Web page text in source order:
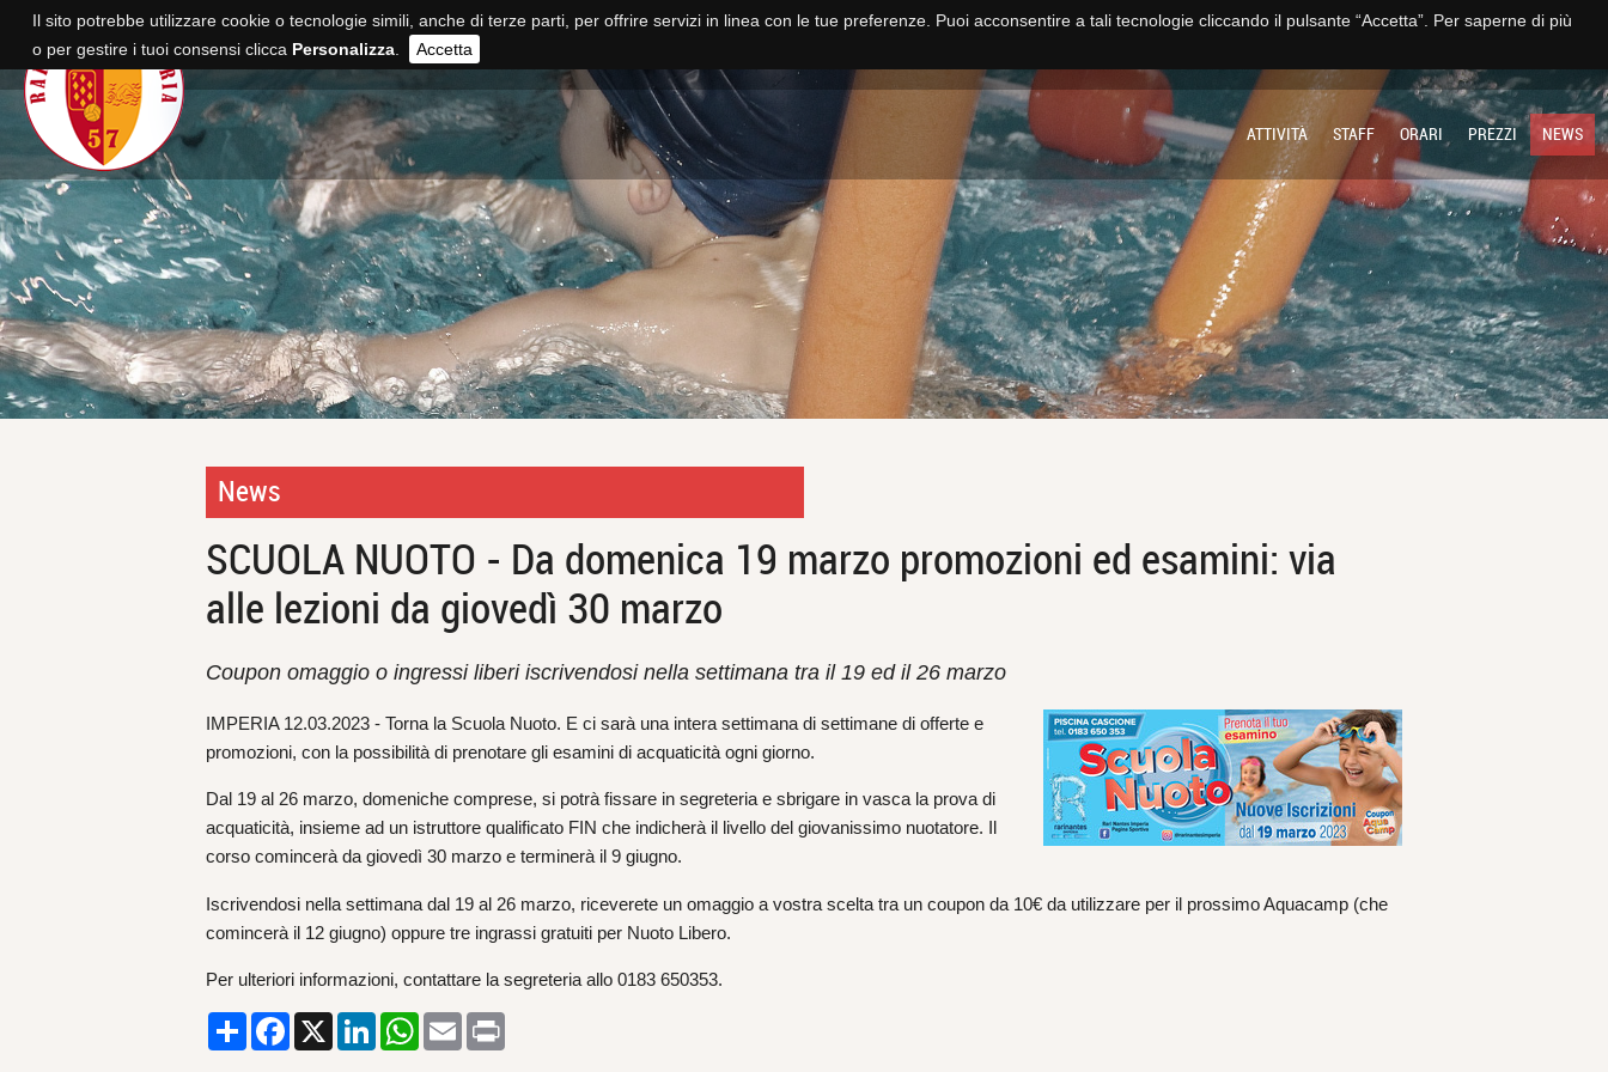
ATTIVITÀ STAFF ORARI PREZZI NEWS
News
SCUOLA NUOTO - Da domenica 19 marzo promozioni ed esamini: via
alle lezioni da giovedì 30 marzo
Coupon omaggio o ingressi liberi iscrivendosi nella settimana tra il 19 ed il 26 marzo
IMPERIA 12.03.2023 - Torna la Scuola Nuoto. E ci sarà una intera settimana di settimane di offerte e
promozioni, con la possibilità di prenotare gli esamini di acquaticità ogni giorno.
Dal 19 al 26 marzo, domeniche comprese, si potrà fissare in segreteria e sbrigare in vasca la prova di
acquaticità, insieme ad un istruttore qualificato FIN che indicherà il livello del giovanissimo nuotatore. Il
corso comincerà da giovedì 30 marzo e terminerà il 9 giugno.
Iscrivendosi nella settimana dal 19 al 26 marzo, riceverete un omaggio a vostra scelta tra un coupon da 10€ da utilizzare per il prossimo Aquacamp (che
comincerà il 12 giugno) oppure tre ingrassi gratuiti per Nuoto Libero.
Per ulteriori informazioni, contattare la segreteria allo 0183 650353.
CondividiFacebook
X LinkedInWhatsApp
Email
Il sito potrebbe utilizzare cookie o tecnologie simili, anche di terze parti, per offrire servizi in linea con le tue preferenze. Puoi acconsentire a tali tecnologie cliccando il pulsante “Accetta”. Per saperne di più
o per gestire i tuoi consensi clicca Personalizza. Accetta